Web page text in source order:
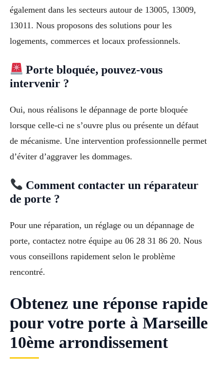
également dans les secteurs autour de 13005, 13009,
13011. Nous proposons des solutions pour les
logements, commerces et locaux professionnels.
Porte bloquée, pouvez-vous
intervenir ?
Oui, nous réalisons le dépannage de porte bloquée
lorsque celle-ci ne s’ouvre plus ou présente un défaut
de mécanisme. Une intervention professionnelle permet
d’éviter d’aggraver les dommages.
Comment contacter un réparateur
de porte ?
Pour une réparation, un réglage ou un dépannage de
porte, contactez notre équipe au 06 28 31 86 20. Nous
vous conseillons rapidement selon le problème
rencontré.
Obtenez une réponse rapide
pour votre porte à Marseille
10ème arrondissement